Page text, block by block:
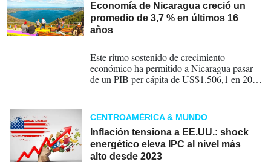
Economía de Nicaragua creció un
promedio de 3,7 % en últimos 16
años
Este ritmo sostenido de crecimiento
económico ha permitido a Nicaragua pasar
de un PIB per cápita de US$1.506,1 en 2010
emisor del Estado.
CENTROAMÉRICA & MUNDO
Inflación tensiona a EE.UU.: shock
energético eleva IPC al nivel más
alto desde 2023